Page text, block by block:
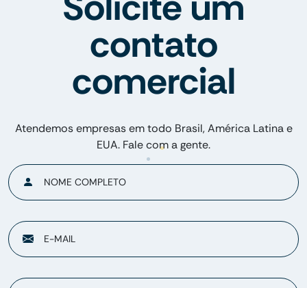
contato
comercial
Atendemos empresas em todo Brasil, América Latina e
EUA. Fale com a gente.
NOME COMPLETO
E-MAIL